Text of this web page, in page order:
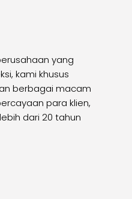
yang
kami khusus
berbagai macam
para klien,
dari 20 tahun